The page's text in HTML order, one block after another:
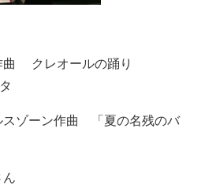
曲 クレオールの踊り
スゾーン作曲 「夏の名残のバ